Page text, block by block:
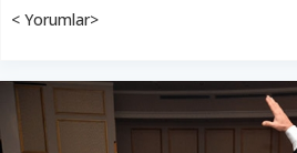
< Yorumlar>